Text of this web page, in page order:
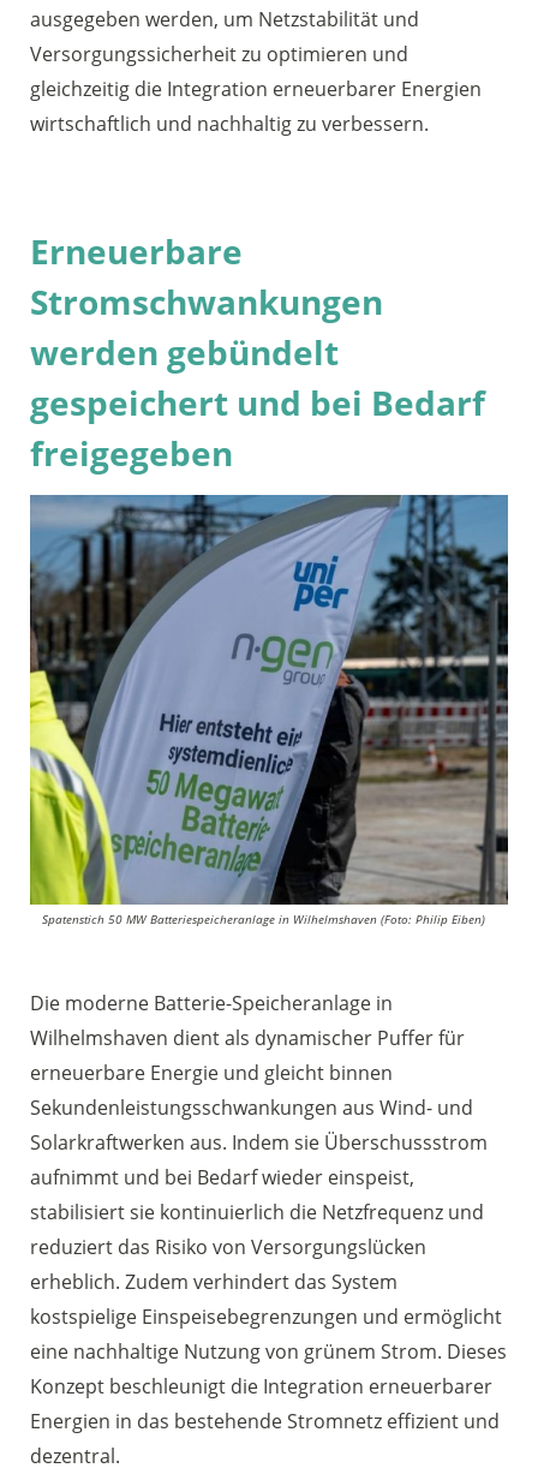
ausgegeben werden, um Netzstabilität und
Versorgungssicherheit zu optimieren und
gleichzeitig die Integration erneuerbarer Energien
wirtschaftlich und nachhaltig zu verbessern.
Erneuerbare
Stromschwankungen
werden gebündelt
gespeichert und bei Bedarf
freigegeben
Spatenstich 50 MW Batteriespeicheranlage in Wilhelmshaven (Foto: Philip Eiben)
Die moderne Batterie-Speicheranlage in
Wilhelmshaven dient als dynamischer Puffer für
erneuerbare Energie und gleicht binnen
Sekundenleistungsschwankungen aus Wind- und
Solarkraftwerken aus. Indem sie Überschussstrom
aufnimmt und bei Bedarf wieder einspeist,
stabilisiert sie kontinuierlich die Netzfrequenz und
reduziert das Risiko von Versorgungslücken
erheblich. Zudem verhindert das System
kostspielige Einspeisebegrenzungen und ermöglicht
eine nachhaltige Nutzung von grünem Strom. Dieses
Konzept beschleunigt die Integration erneuerbarer
Energien in das bestehende Stromnetz effizient und
dezentral.